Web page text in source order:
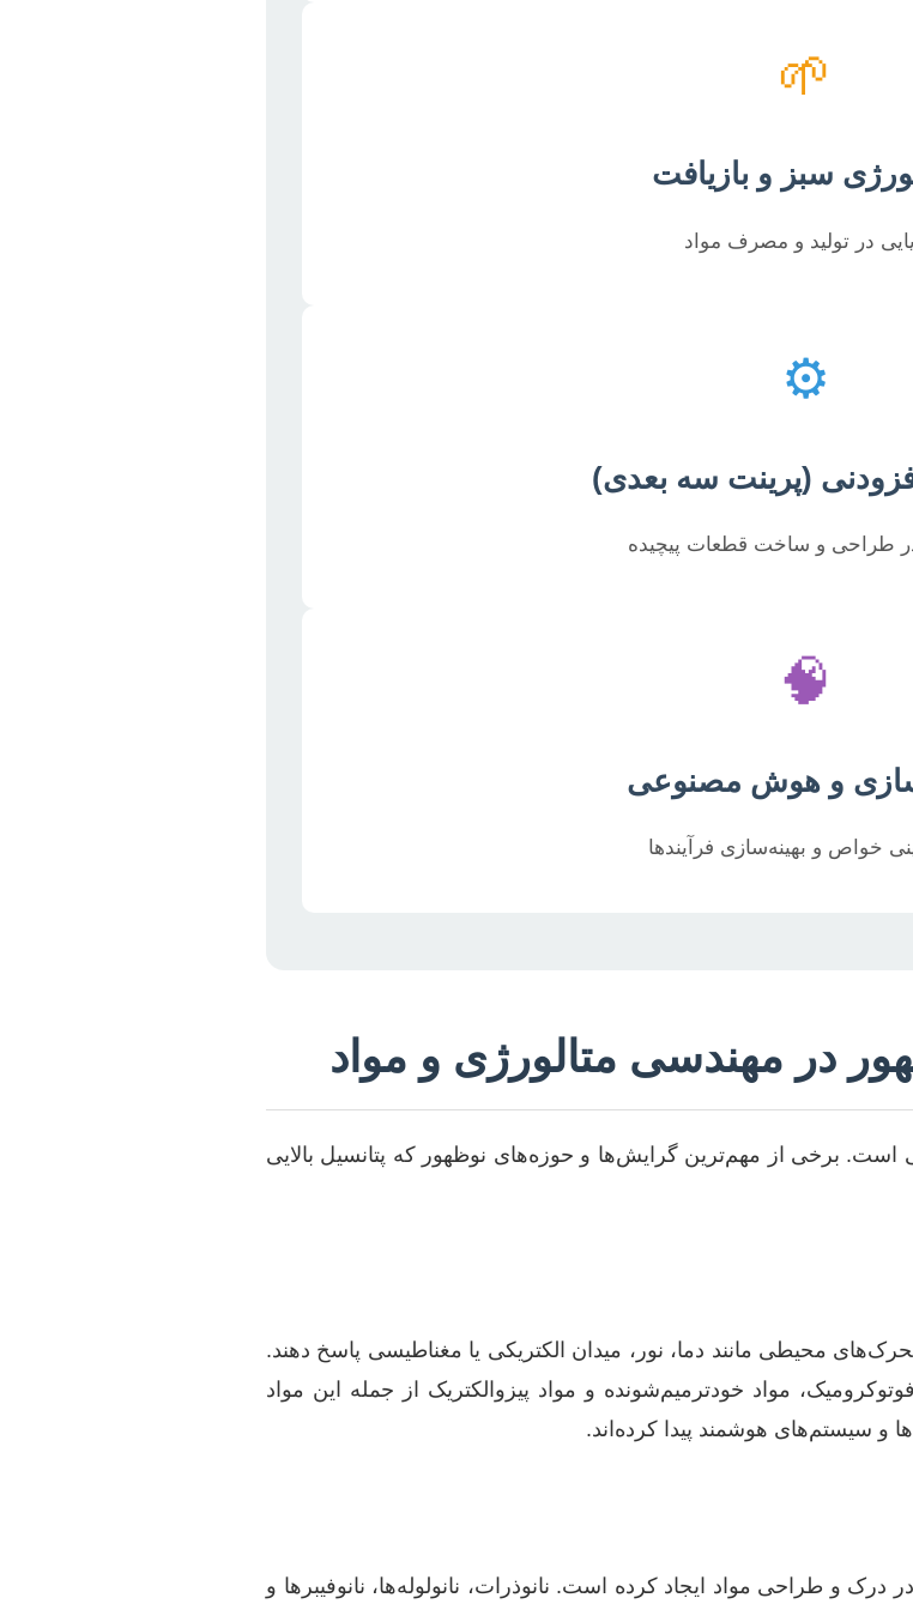
🌱
سبز و بازیافت
در تولید و مصرف مواد
⚙️
(پرینت سه بعدی)
در طراحی و ساخت قطعات پیچیده
🧠
و هوش مصنوعی
خواص و بهینه‌سازی فرآیندها
در مهندسی متالورژی و مواد
برخی از مهم‌ترین گرایش‌ها و حوزه‌های نوظهور که پتانسیل بالایی
محیطی مانند دما، نور، میدان الکتریکی یا مغناطیسی پاسخ دهند.
مواد خودترمیم‌شونده و مواد پیزوالکتریک از جمله این مواد
و سیستم‌های هوشمند پیدا کرده‌اند.
تا ۱۰۰ نانومتر) انقلابی در درک و طراحی مواد ایجاد کرده است. نانوذرات، نانولوله‌ها، نانوفیبرها و